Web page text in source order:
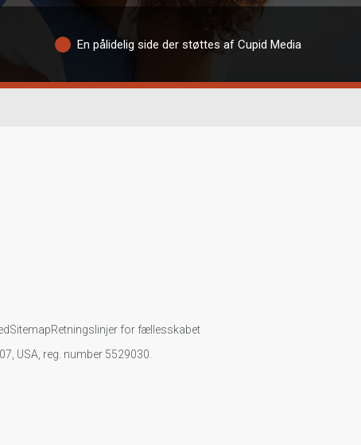
En pålidelig side der støttes af Cupid Media
SitemapRetningslinjer for fællesskabet
USA, reg. number 5529030.